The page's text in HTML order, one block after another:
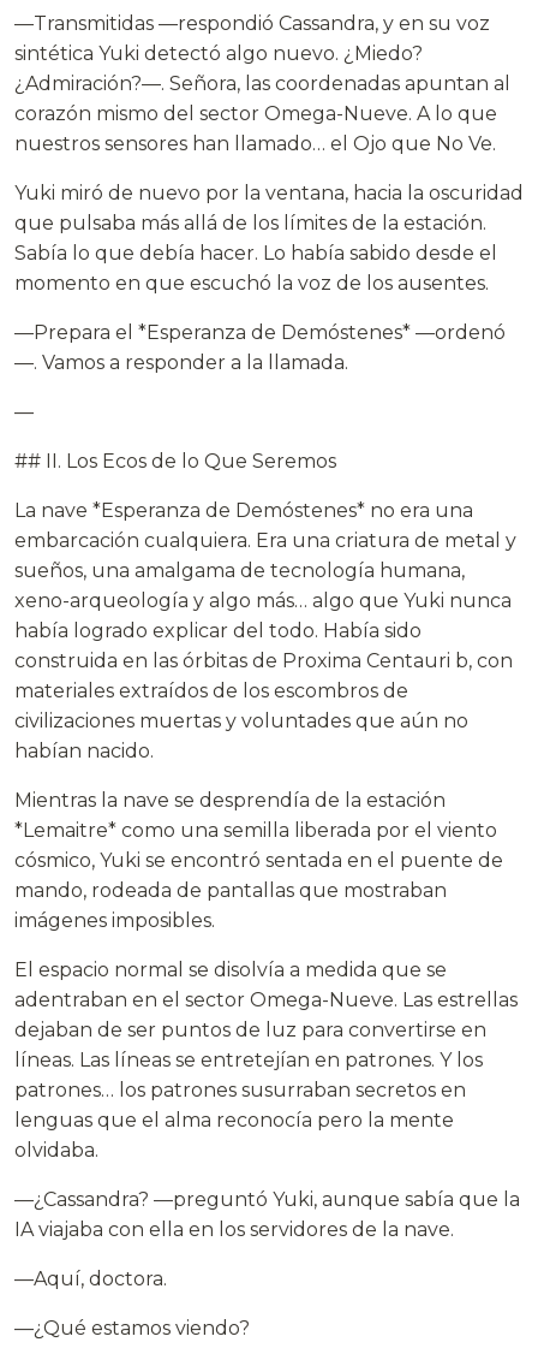
—Transmitidas —respondió Cassandra, y en su voz
sintética Yuki detectó algo nuevo. ¿Miedo?
¿Admiración?—. Señora, las coordenadas apuntan al
corazón mismo del sector Omega-Nueve. A lo que
nuestros sensores han llamado… el Ojo que No Ve.
Yuki miró de nuevo por la ventana, hacia la oscuridad
que pulsaba más allá de los límites de la estación.
Sabía lo que debía hacer. Lo había sabido desde el
momento en que escuchó la voz de los ausentes.
—Prepara el *Esperanza de Demóstenes* —ordenó
—. Vamos a responder a la llamada.
—
## II. Los Ecos de lo Que Seremos
La nave *Esperanza de Demóstenes* no era una
embarcación cualquiera. Era una criatura de metal y
sueños, una amalgama de tecnología humana,
xeno-arqueología y algo más… algo que Yuki nunca
había logrado explicar del todo. Había sido
construida en las órbitas de Proxima Centauri b, con
materiales extraídos de los escombros de
civilizaciones muertas y voluntades que aún no
habían nacido.
Mientras la nave se desprendía de la estación
*Lemaitre* como una semilla liberada por el viento
cósmico, Yuki se encontró sentada en el puente de
mando, rodeada de pantallas que mostraban
imágenes imposibles.
El espacio normal se disolvía a medida que se
adentraban en el sector Omega-Nueve. Las estrellas
dejaban de ser puntos de luz para convertirse en
líneas. Las líneas se entretejían en patrones. Y los
patrones… los patrones susurraban secretos en
lenguas que el alma reconocía pero la mente
olvidaba.
—¿Cassandra? —preguntó Yuki, aunque sabía que la
IA viajaba con ella en los servidores de la nave.
—Aquí, doctora.
—¿Qué estamos viendo?